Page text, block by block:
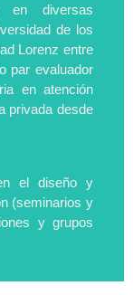
en diversas
de los
Lorenz entre
par evaluador
en atención
privada desde
el diseño y
(seminarios y
y grupos